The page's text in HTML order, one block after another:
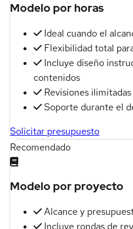
Modelo por horas
Ideal cuando el
Flexibilidad total
Incluye diseño
contenidos
Revisiones
Soporte durante el
Solicitar presupuesto
Recomendado
Modelo por proyecto
Alcance y
Incluye rondas de